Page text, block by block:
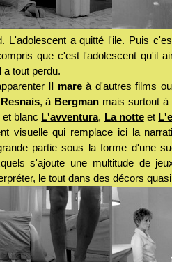
L'adolescent a quitté l'ile. Puis
que c'est l'adolescent qu'il
a tout perdu.
Il mareà d'autres films
Resnais, à Bergman mais surtout à
blanc L'avventura, La notteet
visuelle qui remplace ici la
partie sous la forme d'une
s'ajoute une multitude de
le tout dans des décors